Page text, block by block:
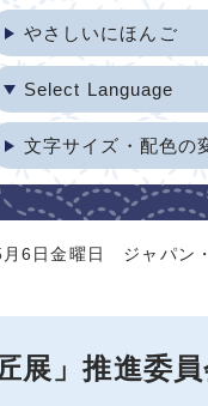
やさしいにほんご
Select Language
文字サイズ・配色の
6日金曜日 ジャパン
展」推進委